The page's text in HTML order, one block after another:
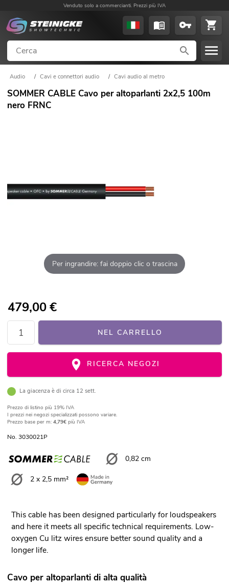
Venduto solo a commercianti. Prezzi più IVA
Audio / Cavi e connettori audio / Cavi audio al metro
SOMMER CABLE Cavo per altoparlanti 2x2,5 100m
nero FRNC
Per ingrandire: fai doppio clic o trascina
479,00€
NEL CARRELLO
RICERCA NEGOZI
La giacenza è di circa 12 sett.
Prezzo di listino più 19% IVA
I prezzi nei negozi specializzati possono variare.
Prezzo base per m: 4,79€ più IVA
No. 3030021P
0,82 cm
2 x 2,5 mm²
This cable has been designed particularly for loudspeakers
and here it meets all specific technical requirements. Low-
oxygen Cu litz wires ensure better sound quality and a
longer life.
Cavo per altoparlanti di alta qualità